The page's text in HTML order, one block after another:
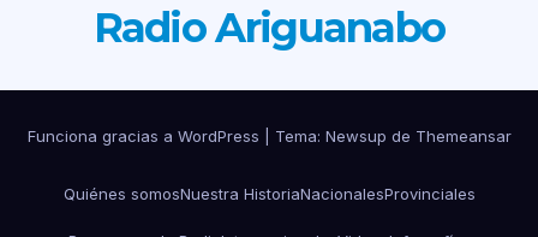
Radio Ariguanabo
Funciona gracias a WordPress Tema: Newsup de Themeansar
Quiénes somosNuestra HistoriaNacionalesProvinciales